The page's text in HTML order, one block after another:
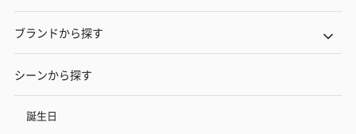
ブランドから探す
シーンから探す
誕生日